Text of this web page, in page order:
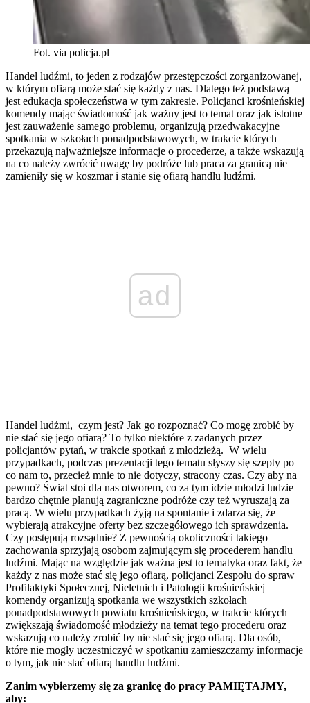
Fot. via policja.pl
Handel ludźmi, to jeden z rodzajów przestępczości zorganizowanej,
w którym ofiarą może stać się każdy z nas. Dlatego też podstawą
jest edukacja społeczeństwa w tym zakresie. Policjanci krośnieńskiej
komendy mając świadomość jak ważny jest to temat oraz jak istotne
jest zauważenie samego problemu, organizują przedwakacyjne
spotkania w szkołach ponadpodstawowych, w trakcie których
przekazują najważniejsze informacje o procederze, a także wskazują
na co należy zwrócić uwagę by podróże lub praca za granicą nie
zamieniły się w koszmar i stanie się ofiarą handlu ludźmi.
ad
Handel ludźmi, czym jest? Jak go rozpoznać? Co mogę zrobić by
nie stać się jego ofiarą? To tylko niektóre z zadanych przez
policjantów pytań, w trakcie spotkań z młodzieżą. W wielu
przypadkach, podczas prezentacji tego tematu słyszy się szepty po
co nam to, przecież mnie to nie dotyczy, stracony czas. Czy aby na
pewno? Świat stoi dla nas otworem, co za tym idzie młodzi ludzie
bardzo chętnie planują zagraniczne podróże czy też wyruszają za
pracą. W wielu przypadkach żyją na spontanie i zdarza się, że
wybierają atrakcyjne oferty bez szczegółowego ich sprawdzenia.
Czy postępują rozsądnie? Z pewnością okoliczności takiego
zachowania sprzyjają osobom zajmującym się procederem handlu
ludźmi. Mając na względzie jak ważna jest to tematyka oraz fakt, że
każdy z nas może stać się jego ofiarą, policjanci Zespołu do spraw
Profilaktyki Społecznej, Nieletnich i Patologii krośnieńskiej
komendy organizują spotkania we wszystkich szkołach
ponadpodstawowych powiatu krośnieńskiego, w trakcie których
zwiększają świadomość młodzieży na temat tego procederu oraz
wskazują co należy zrobić by nie stać się jego ofiarą. Dla osób,
które nie mogły uczestniczyć w spotkaniu zamieszczamy informacje
o tym, jak nie stać ofiarą handlu ludźmi.
Zanim wybierzemy się za granicę do pracy PAMIĘTAJMY,
aby: